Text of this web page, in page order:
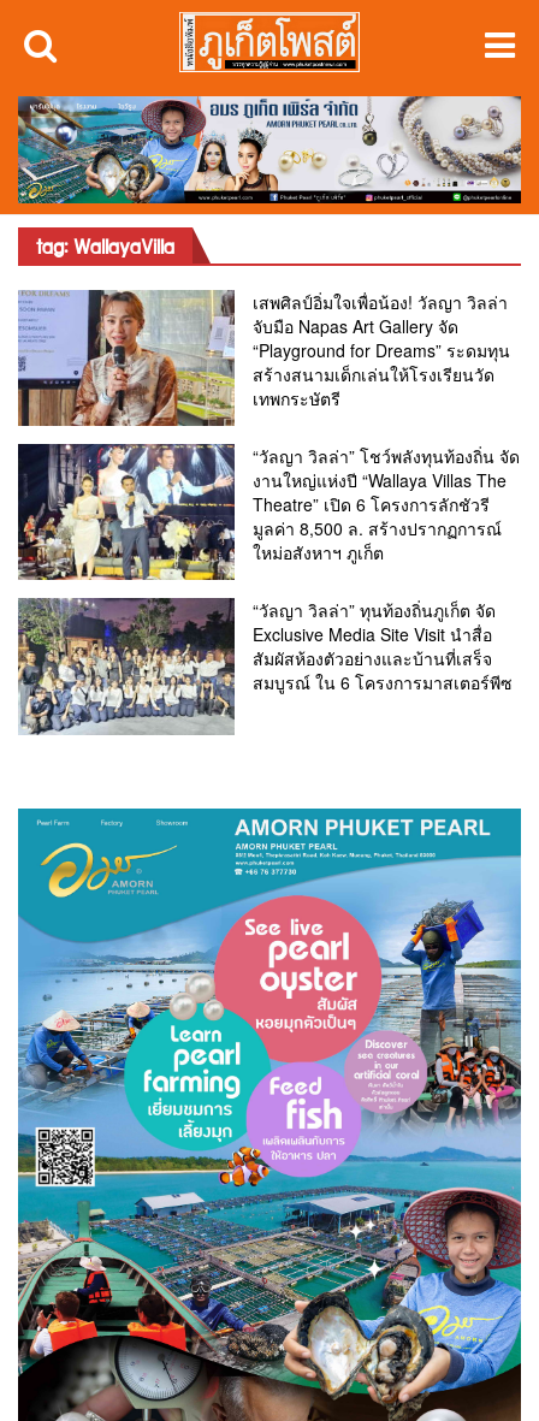
tag: WallayaVilla
เสพศิลป์อิ่มใจเพื่อน้อง! วัลญา วิลล่า
จับมือ Napas Art Gallery จัด
“Playground for Dreams” ระดมทุน
สร้างสนามเด็กเล่นให้โรงเรียนวัด
เทพกระษัตรี
“วัลญา วิลล่า” โชว์พลังทุนท้องถิ่น จัด
งานใหญ่แห่งปี “Wallaya Villas The
Theatre” เปิด 6 โครงการลักชัวรี
มูลค่า 8,500 ล. สร้างปรากฏการณ์
ใหม่อสังหาฯ ภูเก็ต
“วัลญา วิลล่า” ทุนท้องถิ่นภูเก็ต จัด
Exclusive Media Site Visit นำสื่อ
สัมผัสห้องตัวอย่างและบ้านที่เสร็จ
สมบูรณ์ ใน 6 โครงการมาสเตอร์พีซ